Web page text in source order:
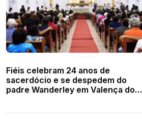
Fiéis celebram 24 anos de
sacerdócio e se despedem do
padre Wanderley em Valença do